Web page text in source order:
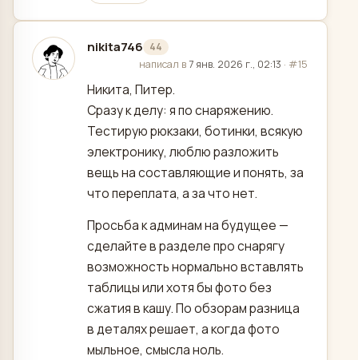
nikita746 44
отредактировано
написал в7 янв. 2026 г., 02:13 · #15
Никита, Питер.
Сразу к делу: я по снаряжению.
Тестирую рюкзаки, ботинки, всякую
электронику, люблю разложить
вещь на составляющие и понять, за
что переплата, а за что нет.
Просьба к админам на будущее —
сделайте в разделе про снарягу
возможность нормально вставлять
таблицы или хотя бы фото без
сжатия в кашу. По обзорам разница
в деталях решает, а когда фото
мыльное, смысла ноль.